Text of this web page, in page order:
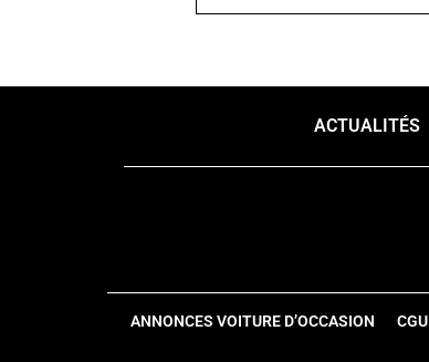
ACTUALITÉS
ANNONCES VOITURE D’OCCASION CGU